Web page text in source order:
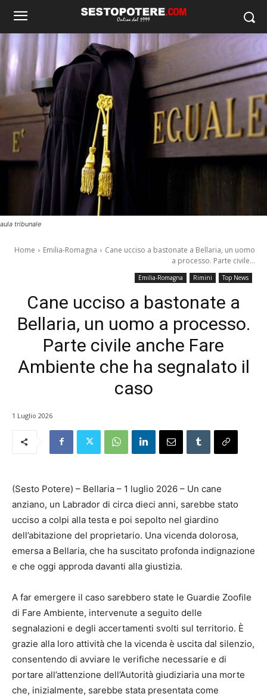
aula tribunale
Home Emilia-Romagna
Cane ucciso a bastonate a Bellaria, un uomo
a processo. Parte civile...
Emilia-Romagna Rimini Top News
Cane ucciso a bastonate a
Bellaria, un uomo a processo.
Parte civile anche Fare
Ambiente che ha segnalato il
caso
1 Luglio 2026
(Sesto Potere) – Bellaria – 1 luglio 2026 – Un cane
anziano, un Labrador di circa dieci anni, sarebbe stato
ucciso a colpi alla testa e poi sepolto nel giardino
dell’abitazione del proprietario. Una vicenda dolorosa,
emersa a Bellaria, che ha suscitato profonda indignazione
e che oggi approda davanti alla giustizia.
A far emergere il caso sarebbero state le Guardie Zoofile
di Fare Ambiente, intervenute a seguito delle
segnalazioni e degli accertamenti svolti sul territorio. È
grazie alla loro attività che la vicenda è uscita dal silenzio,
consentendo di avviare le verifiche necessarie e di
portare all’attenzione dell’Autorità giudiziaria una morte
che, inizialmente, sarebbe stata presentata come